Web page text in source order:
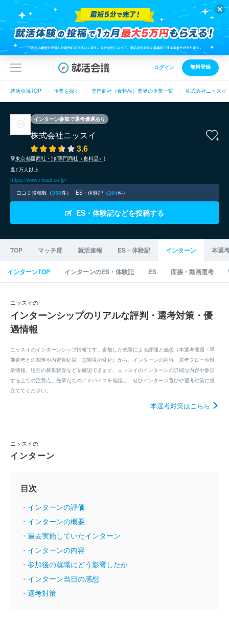
ログイン 無料登録
就活会議TOP 企業を探す 専門商社（食料品）業界の企業一覧 株式会社ニッスイ
インターン参加で選考優遇あり
株式会社ニッスイ
3.6
東京都
商社・卸(専門商社（食料品）)
1万人以上
https://www.nissui.co.jp/
口コミ投稿数（358件） ES・体験記（264件）
ES・体験記などを投稿する
TOP マッチ度 就活速報 ES・体験記 インターン 本選
インターンTOP インターンのES・体験記 ES 面接・動画選考
ニッスイの
インターンシップのリアルな評判・選考対策・優
遇情報
ニッスイのインターンシップ情報です。参加した先輩による評価と感想（本選考優遇・早
期選考との関連や内定直結度、志望度の変化）から、インターンの内容、選考フローや対
策情報、現在の募集状況などを確認できます。ニッスイのインターンの詳細な内容や参加
する上での注意点、先輩たちのアドバイスを確認し、ぜひインターン選びや選考対策に役
立ててください。
本選考対策はこちら
ニッスイの
インターン
目次
・インターンの評価
・インターンの概要
・過去実施していたインターン
・インターンの内容
・参加後の就職にどう影響したか
・インターン当日の感想
・選考対策